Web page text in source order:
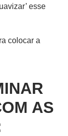
esse
colocar a
AS